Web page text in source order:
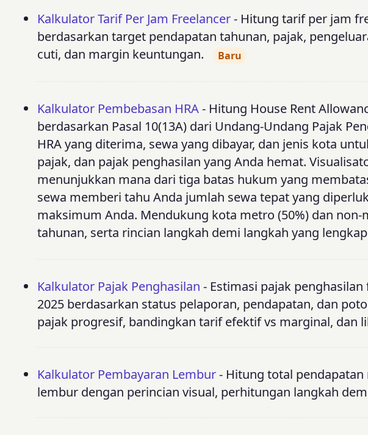
Kalkulator Tarif Per Jam Freelancer- Hitung tarif per jam
berdasarkan target pendapatan tahunan, pajak,
cuti, dan margin keuntungan.
Baru
Kalkulator Pembebasan HRA- Hitung House Rent
berdasarkan Pasal 10(13A) dari Undang-Undang Pajak
HRA yang diterima, sewa yang dibayar, dan jenis kota
pajak, dan pajak penghasilan yang Anda hemat.
menunjukkan mana dari tiga batas hukum yang
sewa memberi tahu Anda jumlah sewa tepat yang
maksimum Anda. Mendukung kota metro (50%) dan non-
tahunan, serta rincian langkah demi langkah yang
Kalkulator Pajak Penghasilan - Estimasi pajak
2025 berdasarkan status pelaporan, pendapatan, dan
pajak progresif, bandingkan tarif efektif vs marginal, dan
Kalkulator Pembayaran Lembur- Hitung total
lembur dengan perincian visual, perhitungan langkah